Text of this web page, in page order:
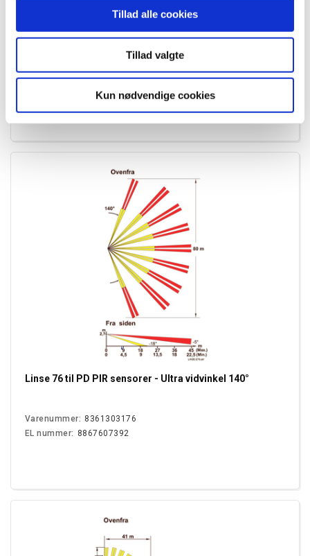
Tillad alle cookies
Tillad valgte
Kun nødvendige cookies
Linse 47 til PD PIR sensorer
Varenummer: 8361303147
Linse 76 til PD PIR sensorer - Ultra vidvinkel 140°
Varenummer: 8361303176
EL nummer: 8867607392